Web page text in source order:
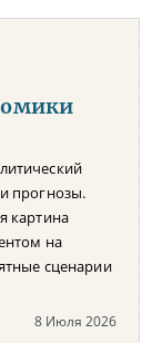
прогнозы.
картина
на
сценарии
8 Июля 2026